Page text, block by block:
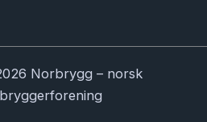
Norbrygg – norsk